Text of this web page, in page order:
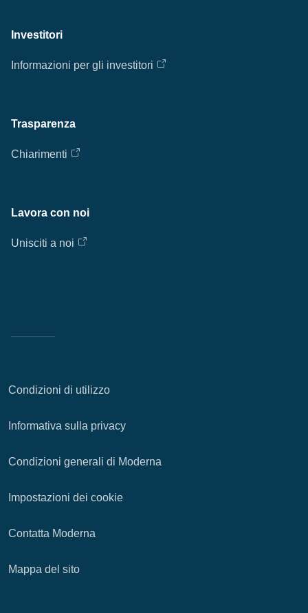
Investitori
Informazioni per gli investitori
Trasparenza
Chiarimenti
Lavora con noi
Unisciti a noi
Condizioni di utilizzo
Informativa sulla privacy
Condizioni generali di Moderna
Impostazioni dei cookie
Contatta Moderna
Mappa del sito